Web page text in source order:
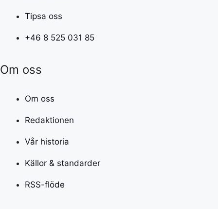
Tipsa oss
+46 8 525 031 85
Om oss
Om oss
Redaktionen
Vår historia
Källor & standarder
RSS-flöde